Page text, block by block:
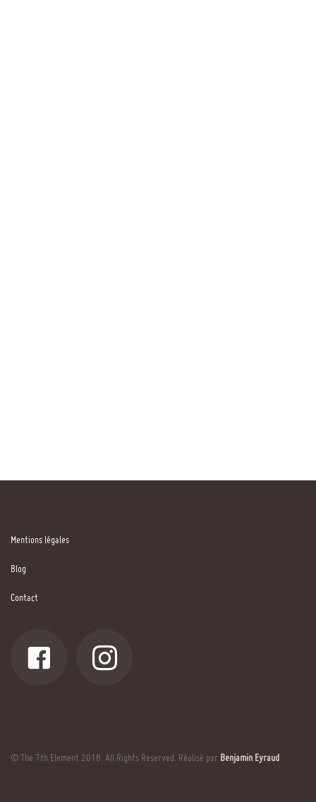
Mentions légales
Blog
Contact
© The 7th Element 2018. All Rights Reserved. Réalisé par Benjamin Eyraud